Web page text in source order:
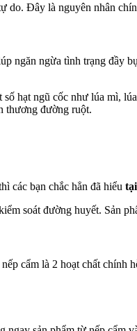
do. Đây là nguyên nhân
ngăn ngừa tình trạng đầy
hạt ngũ cốc như lúa mì,
thương đường ruột.
các bạn chắc hẳn đã hiểu
soát đường huyết. Sản
cẩm là 2 hoạt chất